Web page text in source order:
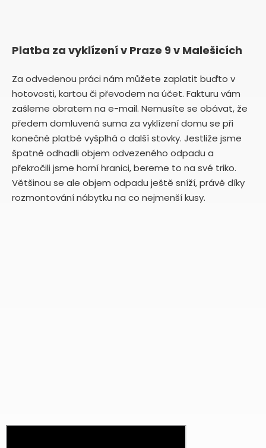
Platba za vyklízení v Praze 9 v Malešicích
Za odvedenou práci nám můžete zaplatit buďto v
hotovosti, kartou či převodem na účet. Fakturu vám
zašleme obratem na e-mail. Nemusíte se obávat, že
předem domluvená suma za vyklízení domu se při
konečné platbě vyšplhá o další stovky. Jestliže jsme
špatně odhadli objem odvezeného odpadu a
překročili jsme horní hranici, bereme to na své triko.
Většinou se ale objem odpadu ještě sníží, právě díky
rozmontování nábytku na co nejmenší kusy.